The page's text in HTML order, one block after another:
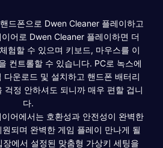
드폰으로 Dwen Cleaner 플레이하고
어로 Dwen Cleaner 플레이하면 더
험할 수 있으며 키보드, 마우스를 이
컨트롤할 수 있습니다. PC로 녹스에
운로드 및 설치하고 핸드폰 배터리
걱정 안하셔도 되니까 매우 편할 겁니
다.
어에서는 호환성과 안전성이 완벽한
되며 완벽한 게임 플레이 만나게 될
에서 설정된 맞춤형 가상키 세팅을